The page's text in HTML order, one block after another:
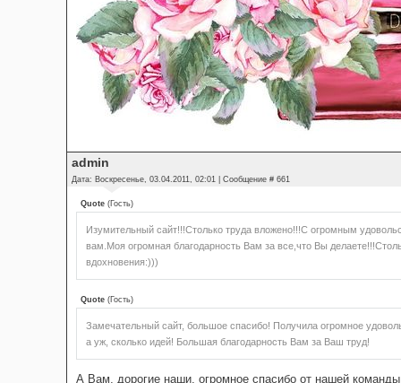
admin
Дата: Воскресенье, 03.04.2011, 02:01 | Сообщение # 661
Quote (Гость)
Изумительный сайт!!!Столько труда вложено!!!С огромным
вам.Моя огромная благодарность Вам за все,что Вы
вдохновения:)))
Quote (Гость)
Замечательный сайт, большое спасибо! Получила огромное
а уж, сколько идей! Большая благодарность Вам за Ваш труд!
А Вам, дорогие наши, огромное спасибо от нашей команды